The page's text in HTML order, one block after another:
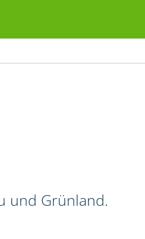
und Grünland.